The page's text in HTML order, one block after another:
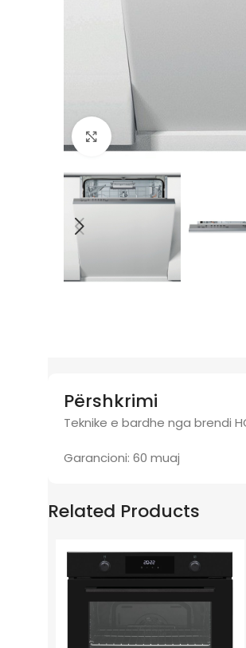
Click to enlarge
Përshkrimi
Teknike e bardhe nga brendi
Garancioni: 60 muaj
Related Products